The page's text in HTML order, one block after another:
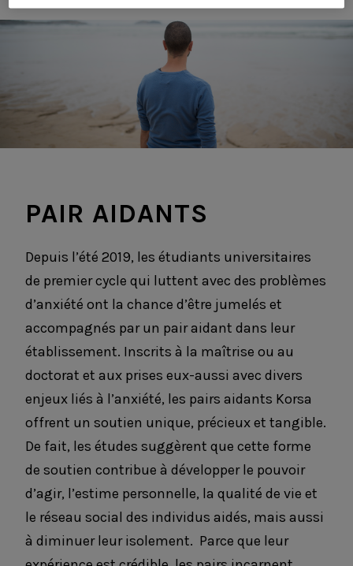
PAIR AIDANTS
Depuis l’été 2019, les étudiants universitaires
de premier cycle qui luttent avec des problèmes
d’anxiété ont la chance d’être jumelés et
accompagnés par un pair aidant dans leur
établissement. Inscrits à la maîtrise ou au
doctorat et aux prises eux-aussi avec divers
enjeux liés à l’anxiété, les pairs aidants Korsa
offrent un soutien unique, précieux et tangible.
De fait, les études suggèrent que cette forme
de soutien contribue à développer le pouvoir
d’agir, l’estime personnelle, la qualité de vie et
le réseau social des individus aidés, mais aussi
à diminuer leur isolement. Parce que leur